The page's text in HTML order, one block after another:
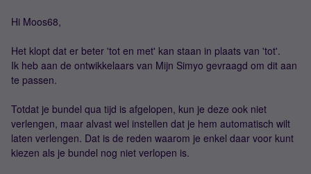
Hi Moos68,
Het klopt dat er beter 'tot en met' kan staan in plaats van 'tot'.
Ik heb aan de ontwikkelaars van Mijn Simyo gevraagd om dit aan
te passen.
Totdat je bundel qua tijd is afgelopen, kun je deze ook niet
verlengen, maar alvast wel instellen dat je hem automatisch wilt
laten verlengen. Dat is de reden waarom je enkel daar voor kunt
kiezen als je bundel nog niet verlopen is.